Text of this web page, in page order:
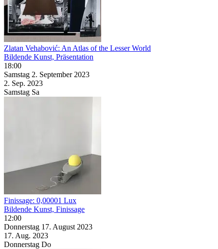
Zlatan Vehabović: An Atlas of the Lesser World
Bildende Kunst, Präsentation
18:00
Samstag 2. September 2023
2. Sep. 2023
Samstag Sa
Finissage: 0,00001 Lux
Bildende Kunst, Finissage
12:00
Donnerstag 17. August 2023
17. Aug. 2023
Donnerstag Do